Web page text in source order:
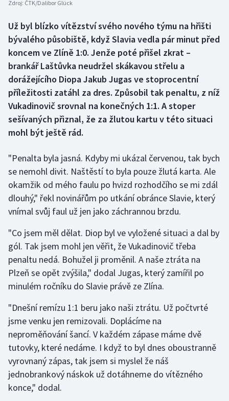
Box
Dostihy
Florbal
Futsal
Gymnastika
Házená
Judo
Krasobruslení
Lyže a snowboard
Moderní pětiboj
Motorsport
Olympijské hry
Zdroj: ČTK/Dalibor Glück
Už byl blízko vítězství svého nového týmu na hřišti
bývalého působiště, když Slavia vedla pár minut před
koncem ve Zlíně 1:0. Jenže poté přišel zkrat –
brankář Laštůvka neudržel skákavou střelu a
dorážejícího Diopa Jakub Jugas ve stoprocentní
příležitosti zatáhl za dres. Způsobil tak penaltu, z níž
Vukadinovič srovnal na konečných 1:1. A stoper
sešívaných přiznal, že za žlutou kartu v této situaci
mohl být ještě rád.
"Penalta byla jasná. Kdyby mi ukázal červenou, tak bych
se nemohl divit. Naštěstí to byla pouze žlutá karta. Ale
okamžik od mého faulu po hvizd rozhodčího se mi zdál
dlouhý," řekl novinářům po utkání obránce Slavie, který
vnímal svůj faul už jen jako záchrannou brzdu.
"Co jsem měl dělat. Diop byl ve vyložené situaci a dal by
gól. Tak jsem mohl jen věřit, že Vukadinovič třeba
penaltu nedá. Bohužel ji proměnil. A naše ztráta na
Plzeň se opět zvýšila," dodal Jugas, který zamířil po
minulém ročníku do Slavie právě ze Zlína.
"Dnešní remízu 1:1 beru jako naši ztrátu. Už počtvrté
jsme venku jen remizovali. Doplácíme na
neproměňování šancí. V každém zápase máme dvě
tutovky, které nedáme. I když to byl dnes oboustranně
vyrovnaný zápas, tak jsem si myslel že náš
jednobrankový náskok už dotáhneme do vítězného
konce," dodal.